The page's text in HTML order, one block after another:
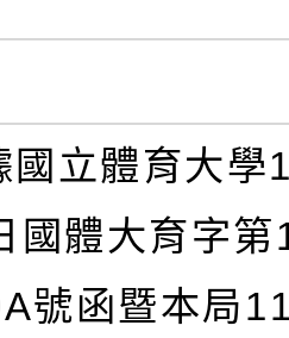
國立體育大學
國體大育字
號函暨本局